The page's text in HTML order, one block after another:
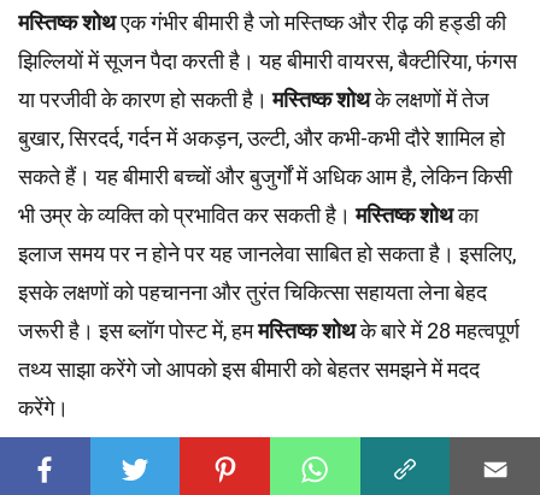
मस्तिष्क शोथएक गंभीर बीमारी है जो मस्तिष्क और रीढ़ की हड्डी की
झिल्लियों में सूजन पैदा करती है। यह बीमारी वायरस, बैक्टीरिया, फंगस
या परजीवी के कारण हो सकती है।मस्तिष्क शोथके लक्षणों में तेज
बुखार, सिरदर्द, गर्दन में अकड़न, उल्टी, और कभी-कभी दौरे शामिल हो
सकते हैं। यह बीमारी बच्चों और बुजुर्गों में अधिक आम है, लेकिन किसी
भी उम्र के व्यक्ति को प्रभावित कर सकती है।मस्तिष्क शोथका
इलाज समय पर न होने पर यह जानलेवा साबित हो सकता है। इसलिए,
इसके लक्षणों को पहचानना और तुरंत चिकित्सा सहायता लेना बेहद
जरूरी है। इस ब्लॉग पोस्ट में, हममस्तिष्क शोथके बारे में 28 महत्वपूर्ण
तथ्य साझा करेंगे जो आपको इस बीमारी को बेहतर समझने में मदद
करेंगे।
सामग्री की तालिका